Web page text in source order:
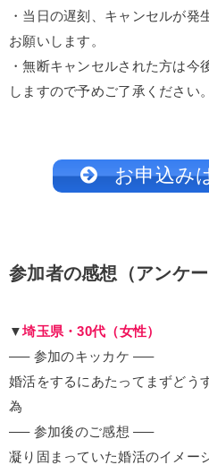
・当日の遅刻、キャンセルが発
お願いします。
・無断キャンセルされた方は今
し ますので予めご了承ください。
お申込み
参加者の感想（アンケー
▼埼玉県・30代（女性）
—– 参加のキッカケ —–
婚活をするにあたってまずどう
為
—– 参加後のご感想 —–
凝り固まっていた婚活のイメー